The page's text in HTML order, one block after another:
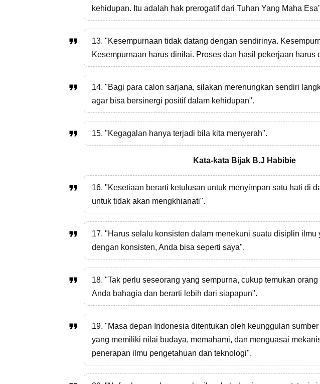
kehidupan. Itu adalah hak prerogatif dari Tuhan Yang Maha
13. "Kesempurnaan tidak datang dengan sendirinya.
Kesempurnaan harus dinilai. Proses dan hasil pekerjaan harus
14. "Bagi para calon sarjana, silakan merenungkan sendiri
agar bisa bersinergi positif dalam kehidupan".
15. "Kegagalan hanya terjadi bila kita menyerah".
Kata-kata Bijak B.J Habibie
16. "Kesetiaan berarti ketulusan untuk menyimpan satu hati di
untuk tidak akan mengkhianati".
17. "Harus selalu konsisten dalam menekuni suatu disiplin ilmu
dengan konsisten, Anda bisa seperti saya".
18. "Tak perlu seseorang yang sempurna, cukup temukan
Anda bahagia dan berarti lebih dari siapapun".
19. "Masa depan Indonesia ditentukan oleh keunggulan
yang memiliki nilai budaya, memahami, dan menguasai
penerapan ilmu pengetahuan dan teknologi".